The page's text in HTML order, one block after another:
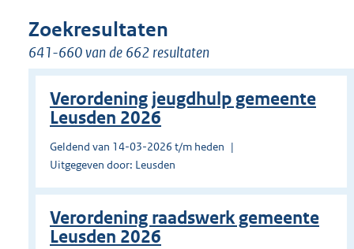
Zoekresultaten
641-660 van de 662 resultaten
Verordening jeugdhulp gemeente
Leusden 2026
Geldend van 14-03-2026 t/m heden
Uitgegeven door: Leusden
Verordening raadswerk gemeente
Leusden 2026